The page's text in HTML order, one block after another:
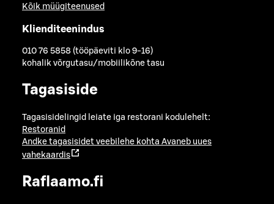
Kõik müügiteenused
Klienditeenindus
010 76 5858 (tööpäeviti klo 9-16)
kohalik võrgutasu/mobiilikõne tasu
Tagasiside
Tagasisidelingid leiate iga restorani kodulehelt:
Restoranid
Andke tagasisidet veebilehe kohta Avaneb uues
vahekaardis
Raflaamo.fi